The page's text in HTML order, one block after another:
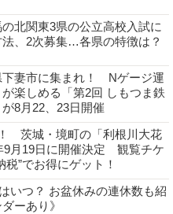
北関東3県の公立高校入試に
、2次募集…各県の特徴は？
下妻市に集まれ！ Nゲージ運
楽しめる「第2回 しもつま鉄
8月22、23日開催
茨城・境町の「利根川大花
9月19日に開催決定 観覧チケ
税”でお得にゲット！
いつ？ お盆休みの連休数も紹
ーあり》